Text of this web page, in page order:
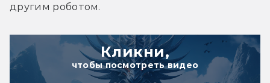
другим роботом.
Кликни,
чтобы посмотреть видео